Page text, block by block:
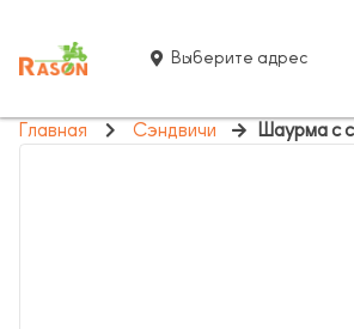
Выберите адрес
Главная Сэндвичи Шаурма с